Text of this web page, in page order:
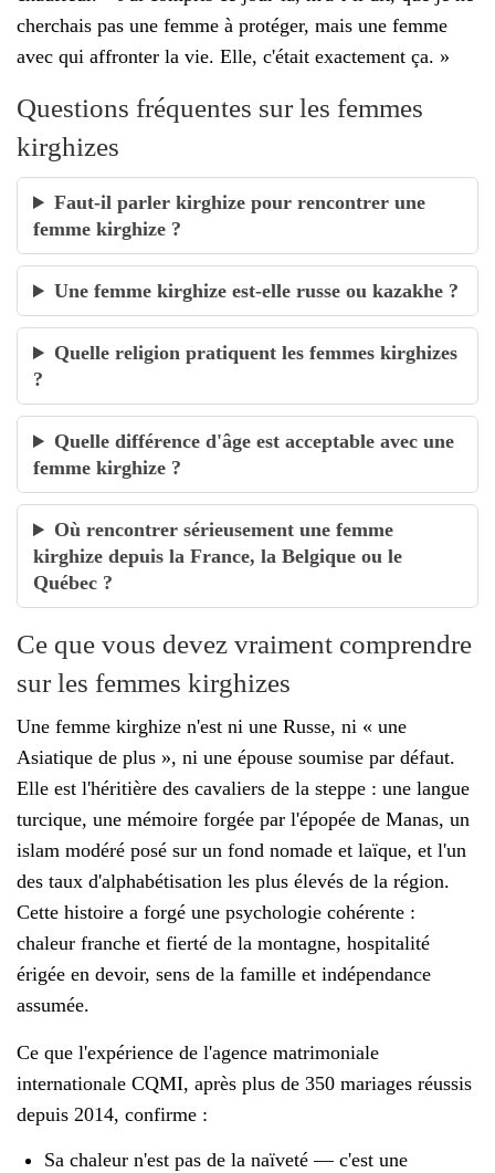
cherchais pas une femme à protéger, mais une femme
avec qui affronter la vie. Elle, c'était exactement ça. »
Questions fréquentes sur les femmes
kirghizes
Faut-il parler kirghize pour rencontrer une
femme kirghize ?
Une femme kirghize est-elle russe ou kazakhe ?
Quelle religion pratiquent les femmes kirghizes
?
Quelle différence d'âge est acceptable avec une
femme kirghize ?
Où rencontrer sérieusement une femme
kirghize depuis la France, la Belgique ou le
Québec ?
Ce que vous devez vraiment comprendre
sur les femmes kirghizes
Une femme kirghize n'est ni une Russe, ni « une
Asiatique de plus », ni une épouse soumise par défaut.
Elle est l'héritière des cavaliers de la steppe : une langue
turcique, une mémoire forgée par l'épopée de Manas, un
islam modéré posé sur un fond nomade et laïque, et l'un
des taux d'alphabétisation les plus élevés de la région.
Cette histoire a forgé une psychologie cohérente :
chaleur franche et fierté de la montagne, hospitalité
érigée en devoir, sens de la famille et indépendance
assumée.
Ce que l'expérience de l'agence matrimoniale
internationale CQMI, après plus de 350 mariages réussis
depuis 2014, confirme :
Sa chaleur n'est pas de la naïveté — c'est une